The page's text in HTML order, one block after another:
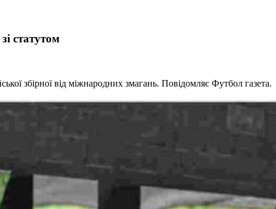
статутом
збірної від міжнародних змагань. Повідомляє Футбол газета.